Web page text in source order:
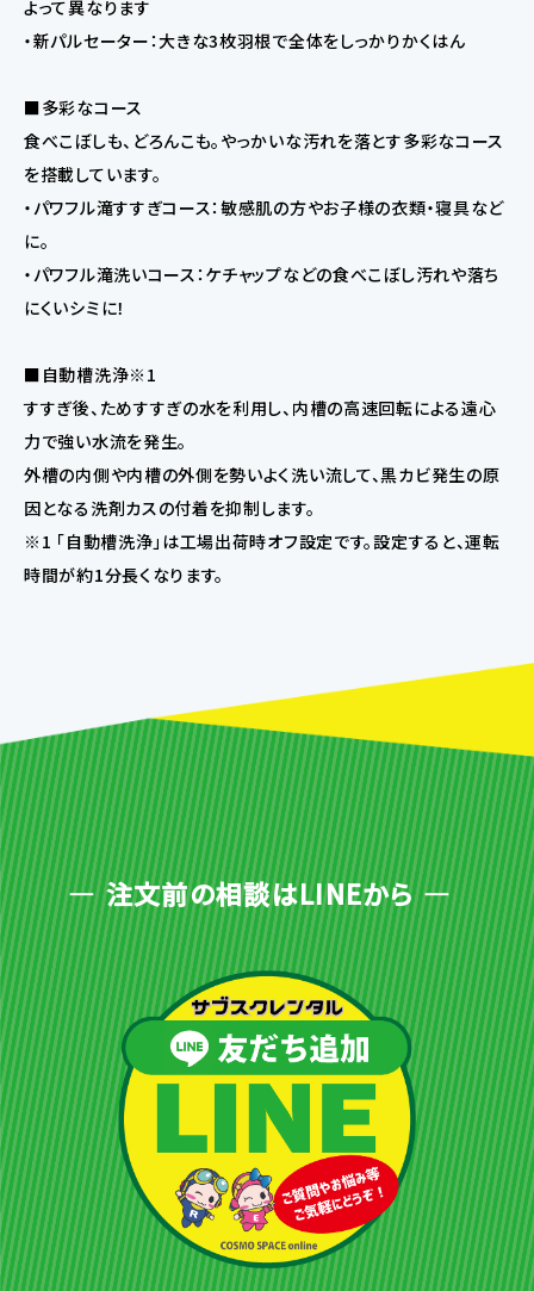
よって異なります
・新パルセーター：大きな3枚羽根で全体をしっかりかくはん
■多彩なコース
食べこぼしも、どろんこも。やっかいな汚れを落とす多彩なコース
を搭載しています。
・パワフル滝すすぎコース：敏感肌の方やお子様の衣類・寝具など
に。
・パワフル滝洗いコース：ケチャップなどの食べこぼし汚れや落ち
にくいシミに！
■自動槽洗浄※1
すすぎ後、ためすすぎの水を利用し、内槽の高速回転による遠心
力で強い水流を発生。
外槽の内側や内槽の外側を勢いよく洗い流して、黒カビ発生の原
因となる洗剤カスの付着を抑制します。
※1 「自動槽洗浄」は工場出荷時オフ設定です。設定すると、運転
時間が約1分長くなります。
注文前の相談はLINEから